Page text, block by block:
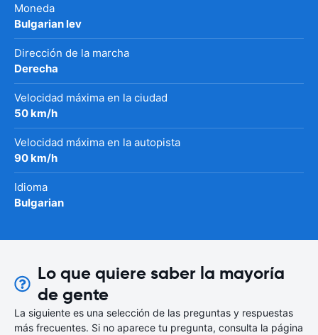
Moneda
Bulgarian lev
Dirección de la marcha
Derecha
Velocidad máxima en la ciudad
50 km/h
Velocidad máxima en la autopista
90 km/h
Idioma
Bulgarian
Lo que quiere saber la mayoría
de gente
La siguiente es una selección de las preguntas y respuestas
más frecuentes. Si no aparece tu pregunta, consulta la página